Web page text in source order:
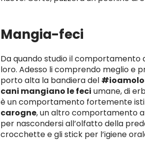
Mangia-feci
Da quando studio il
loro. Adesso li comprendo meglio e
porto alta la bandiera del
cani mangiano le feci umane, di
è un comportamento fortemente
carogne, un altro comportamento
per nascondersi all’olfatto della
crocchette e gli stick per l’igiene